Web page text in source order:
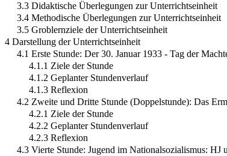
3.3 Didaktische Überlegungen zur Unterrichtseinheit
3.4 Methodische Überlegungen zur Unterrichtseinheit
3.5 Groblernziele der Unterrichtseinheit
4 Darstellung der Unterrichtseinheit
4.1 Erste Stunde: Der 30. Januar 1933 - Tag der
4.1.1 Ziele der Stunde
4.1.2 Geplanter Stundenverlauf
4.1.3 Reflexion
4.2 Zweite und Dritte Stunde (Doppelstunde): Das
4.2.1 Ziele der Stunde
4.2.2 Geplanter Stundenverlauf
4.2.3 Reflexion
4.3 Vierte Stunde: Jugend im Nationalsozialismus: HJ